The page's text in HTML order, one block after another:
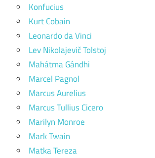
Konfucius
Kurt Cobain
Leonardo da Vinci
Lev Nikolajevič Tolstoj
Mahátma Gándhi
Marcel Pagnol
Marcus Aurelius
Marcus Tullius Cicero
Marilyn Monroe
Mark Twain
Matka Tereza